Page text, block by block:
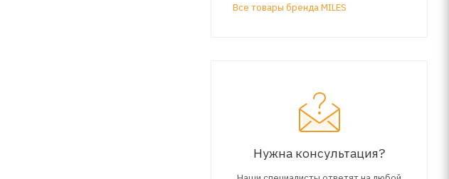
Все товары бренда MILES
Нужна консультация?